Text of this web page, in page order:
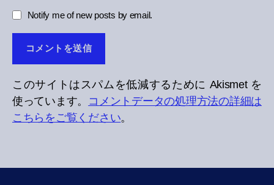
Notify me of new posts by email.
このサイトはスパムを低減するために Akismet を
使っています。 コメントデータの処理方法の詳細は
こちらをご覧ください。